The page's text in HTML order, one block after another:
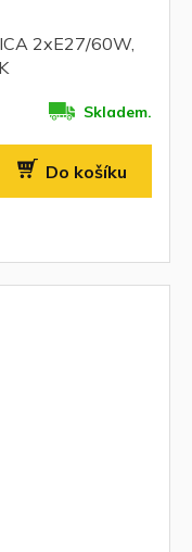
2xE27/60W,
Skladem.
Do košíku